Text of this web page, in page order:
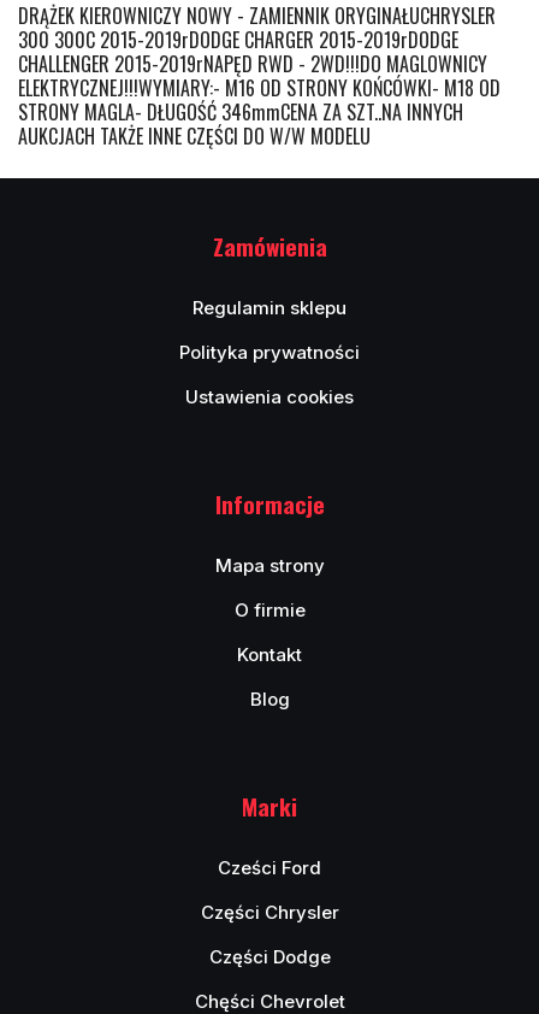
DRĄŻEK KIEROWNICZY NOWY - ZAMIENNIK ORYGINAŁUCHRYSLER
300 300C 2015-2019rDODGE CHARGER 2015-2019rDODGE
CHALLENGER 2015-2019rNAPĘD RWD - 2WD!!!DO MAGLOWNICY
ELEKTRYCZNEJ!!!WYMIARY:- M16 OD STRONY KOŃCÓWKI- M18 OD
STRONY MAGLA- DŁUGOŚĆ 346mmCENA ZA SZT..NA INNYCH
AUKCJACH TAKŻE INNE CZĘŚCI DO W/W MODELU
Zamówienia
Regulamin sklepu
Polityka prywatności
Ustawienia cookies
Informacje
Mapa strony
O firmie
Kontakt
Blog
Marki
Cześci Ford
Części Chrysler
Części Dodge
Chęści Chevrolet